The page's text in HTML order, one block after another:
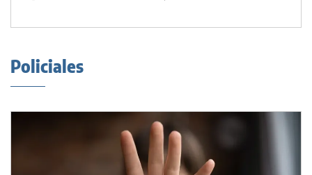
Policiales